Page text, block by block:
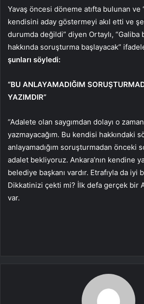
Yavaş öncesi döneme atıfta bulunan ve
kendisini aday göstermeyi akıl etti ve
durumda değildi” diyen Ortaylı, “Galiba
hakkında soruşturma başlayacak”
şunları söyledi:
“BU ANLAYAMADIĞIM
YAZIMDIR”
“Adalete olan saygımdan dolayı o
yazmayacağım. Bu kendisi hakkındaki
anlayamadığım soruşturmadan önceki
adalet bekliyoruz. Ankara’nın kendine
belediye başkanı vardır. Etrafıyla da iyi
Dikkatinizi çekti mi? İlk defa gerçek bir
var.